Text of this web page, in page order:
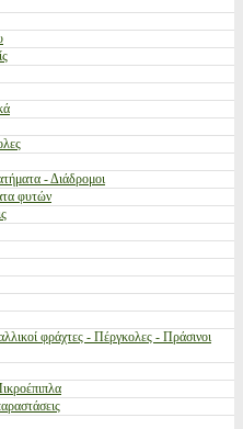
- Διάδρομοι
φυτών
φράχτες - Πέργκολες - Πράσινοι